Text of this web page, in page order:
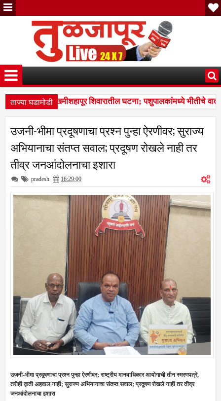
ताज्या घडामोडी
दोन गंभीर जखमीशहापूर शिवारातील घटना; पशुपालकांमध्ये भीतीचे
तालुक्यातील दाम्पत्याची आर्थिक फसवणूक; परळीच्या आरोपीविरुद्ध नळदुर्ग
दोन गंभीर जखमीशहापूर शिवारातील घटना; पशुपालकांमध्ये भीतीचे
उजनी-भीमा प्रदूषणाचा प्रश्न पुन्हा ऐरणीवर; सुराज्य
अभियानाचा संतप्त सवाल; प्रदूषण रोखले नाही तर
तीव्र जनआंदोलनाचा इशारा
pradesh 16:29:00
उजनी-भीमा प्रदूषणाचा प्रश्न पुन्हा ऐरणीवर; राष्ट्रीय मानवाधिकार आयोगाची तीन स्मरणपत्रे,
तरीही कृती अहवाल नाही; सुराज्य अभियानाचा संतप्त सवाल; प्रदूषण रोखले नाही तर तीव्र
जनआंदोलनाचा इशारा